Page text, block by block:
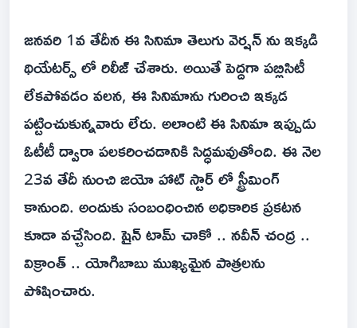
జనవరి 1వ తేదీన ఈ సినిమా తెలుగు వెర్షన్ ను ఇక్కడి
థియేటర్స్ లో రిలీజ్ చేశారు. అయితే పెద్దగా పబ్లిసిటీ
లేకపోవడం వలన, ఈ సినిమాను గురించి ఇక్కడ
పట్టించుకున్నవారు లేరు. అలాంటి ఈ సినిమా ఇప్పుడు
ఓటీటీ ద్వారా పలకరించడానికి సిద్ధమవుతోంది. ఈ నెల
23వ తేదీ నుంచి జియో హాట్ స్టార్ లో స్ట్రీమింగ్
కానుంది. అందుకు సంబంధించిన అధికారిక ప్రకటన
కూడా వచ్చేసింది. షైన్ టామ్ చాకో .. నవీన్ చంద్ర ..
విక్రాంత్ .. యోగిబాబు ముఖ్యమైన పాత్రలను
పోషించారు.